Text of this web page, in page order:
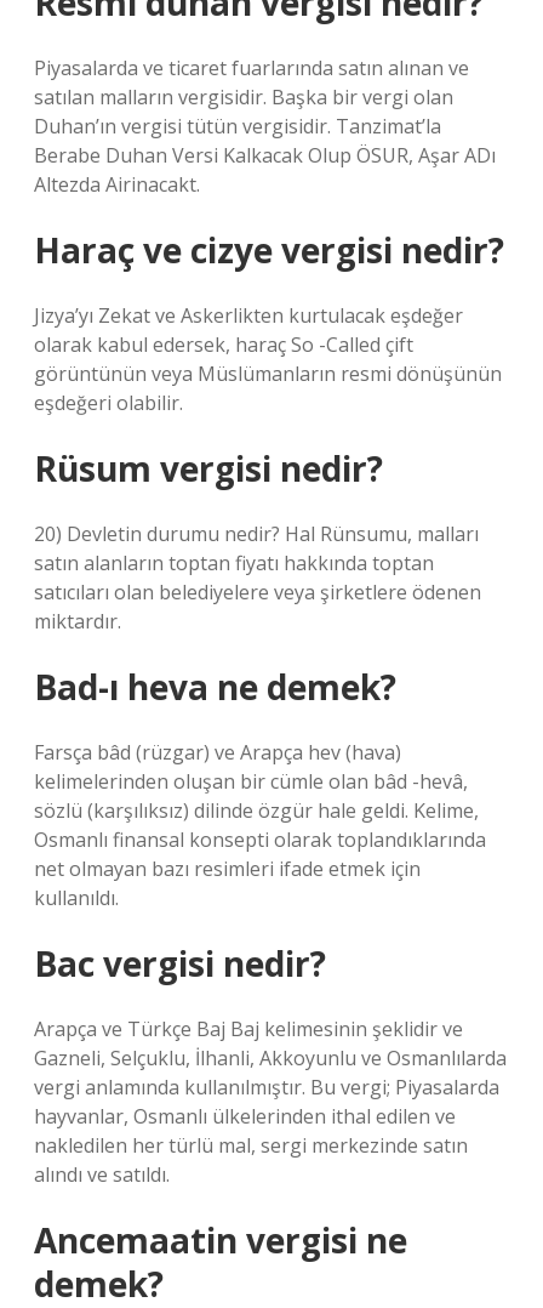
Piyasalarda ve ticaret fuarlarında satın alınan ve
satılan malların vergisidir. Başka bir vergi olan
Duhan’ın vergisi tütün vergisidir. Tanzimat’la
Berabe Duhan Versi Kalkacak Olup ÖSUR, Aşar ADı
Altezda Airinacakt.
Haraç ve cizye vergisi nedir?
Jizya’yı Zekat ve Askerlikten kurtulacak eşdeğer
olarak kabul edersek, haraç So -Called çift
görüntünün veya Müslümanların resmi dönüşünün
eşdeğeri olabilir.
Rüsum vergisi nedir?
20) Devletin durumu nedir? Hal Rünsumu, malları
satın alanların toptan fiyatı hakkında toptan
satıcıları olan belediyelere veya şirketlere ödenen
miktardır.
Bad-ı heva ne demek?
Farsça bâd (rüzgar) ve Arapça hev (hava)
kelimelerinden oluşan bir cümle olan bâd -hevâ,
sözlü (karşılıksız) dilinde özgür hale geldi. Kelime,
Osmanlı finansal konsepti olarak toplandıklarında
net olmayan bazı resimleri ifade etmek için
kullanıldı.
Bac vergisi nedir?
Arapça ve Türkçe Baj Baj kelimesinin şeklidir ve
Gazneli, Selçuklu, İlhanli, Akkoyunlu ve Osmanlılarda
vergi anlamında kullanılmıştır. Bu vergi; Piyasalarda
hayvanlar, Osmanlı ülkelerinden ithal edilen ve
nakledilen her türlü mal, sergi merkezinde satın
alındı ​​ve satıldı.
Ancemaatin vergisi ne
demek?